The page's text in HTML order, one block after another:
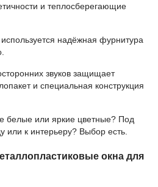
и теплосберегающие
надёжная фурнитура
звуков защищает
и специальная конструкция
белые или яркие цветные? Под
или к интерьеру? Выбор есть.
окна для